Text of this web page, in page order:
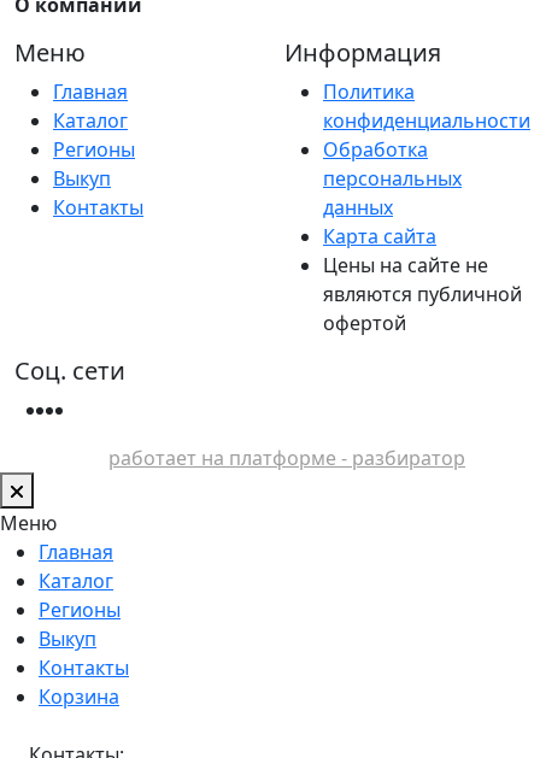
Меню
Главная
Каталог
Регионы
Выкуп
Контакты
Информация
Политика
конфиденциальности
Обработка
персональных
данных
Карта сайта
Цены на сайте не
являются публичной
офертой
Соц. сети
работает на платформе - разбиратор
Меню
Главная
Каталог
Регионы
Выкуп
Контакты
Корзина